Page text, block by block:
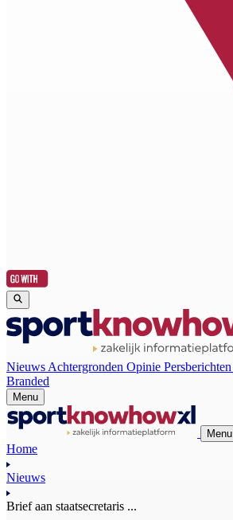
Nieuws Achtergronden Opinie Persberichten
Branded
Menu
Menu
Home
Nieuws
Brief aan staatsecretaris ...